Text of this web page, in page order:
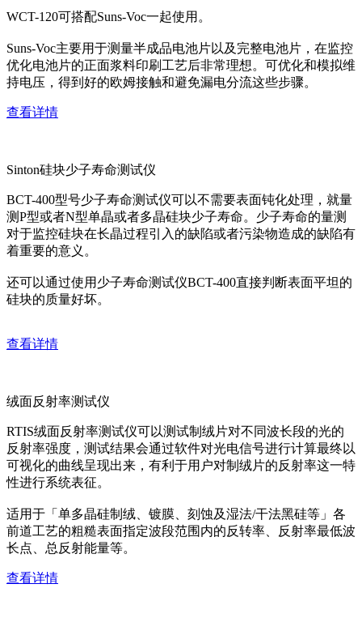
WCT-120可搭配Suns-Voc一起使用。
Suns-Voc主要用于测量半成品电池片以及完整电池片，在监控
优化电池片的正面浆料印刷工艺后非常理想。可优化和模拟维
持电压，得到好的欧姆接触和避免漏电分流这些步骤。
查看详情
Sinton硅块少子寿命测试仪
BCT-400型号少子寿命测试仪可以不需要表面钝化处理，就量
测P型或者N型单晶或者多晶硅块少子寿命。少子寿命的量测
对于监控硅块在长晶过程引入的缺陷或者污染物造成的缺陷有
着重要的意义。
还可以通过使用少子寿命测试仪BCT-400直接判断表面平坦的
硅块的质量好坏。
查看详情
绒面反射率测试仪
RTIS绒面反射率测试仪可以测试制绒片对不同波长段的光的
反射率强度，测试结果会通过软件对光电信号进行计算最终以
可视化的曲线呈现出来，有利于用户对制绒片的反射率这一特
性进行系统表征。
适用于「单多晶硅制绒、镀膜、刻蚀及湿法/干法黑硅等」各
前道工艺的粗糙表面指定波段范围内的反转率、反射率最低波
长点、总反射能量等。
查看详情